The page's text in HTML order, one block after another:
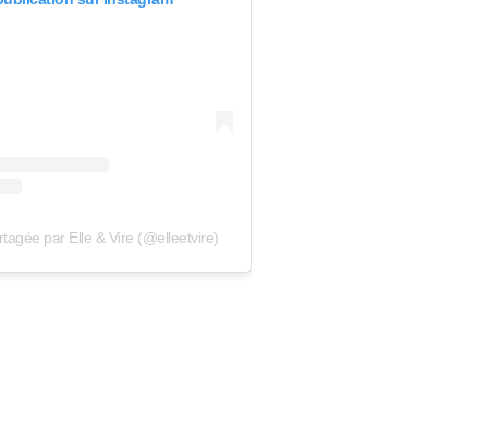
par Elle & Vire (@elleetvire)